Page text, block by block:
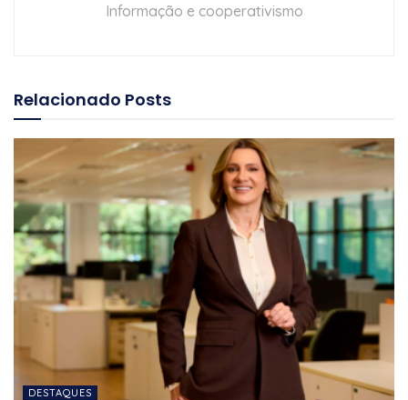
Informação e cooperativismo
Relacionado Posts
DESTAQUES